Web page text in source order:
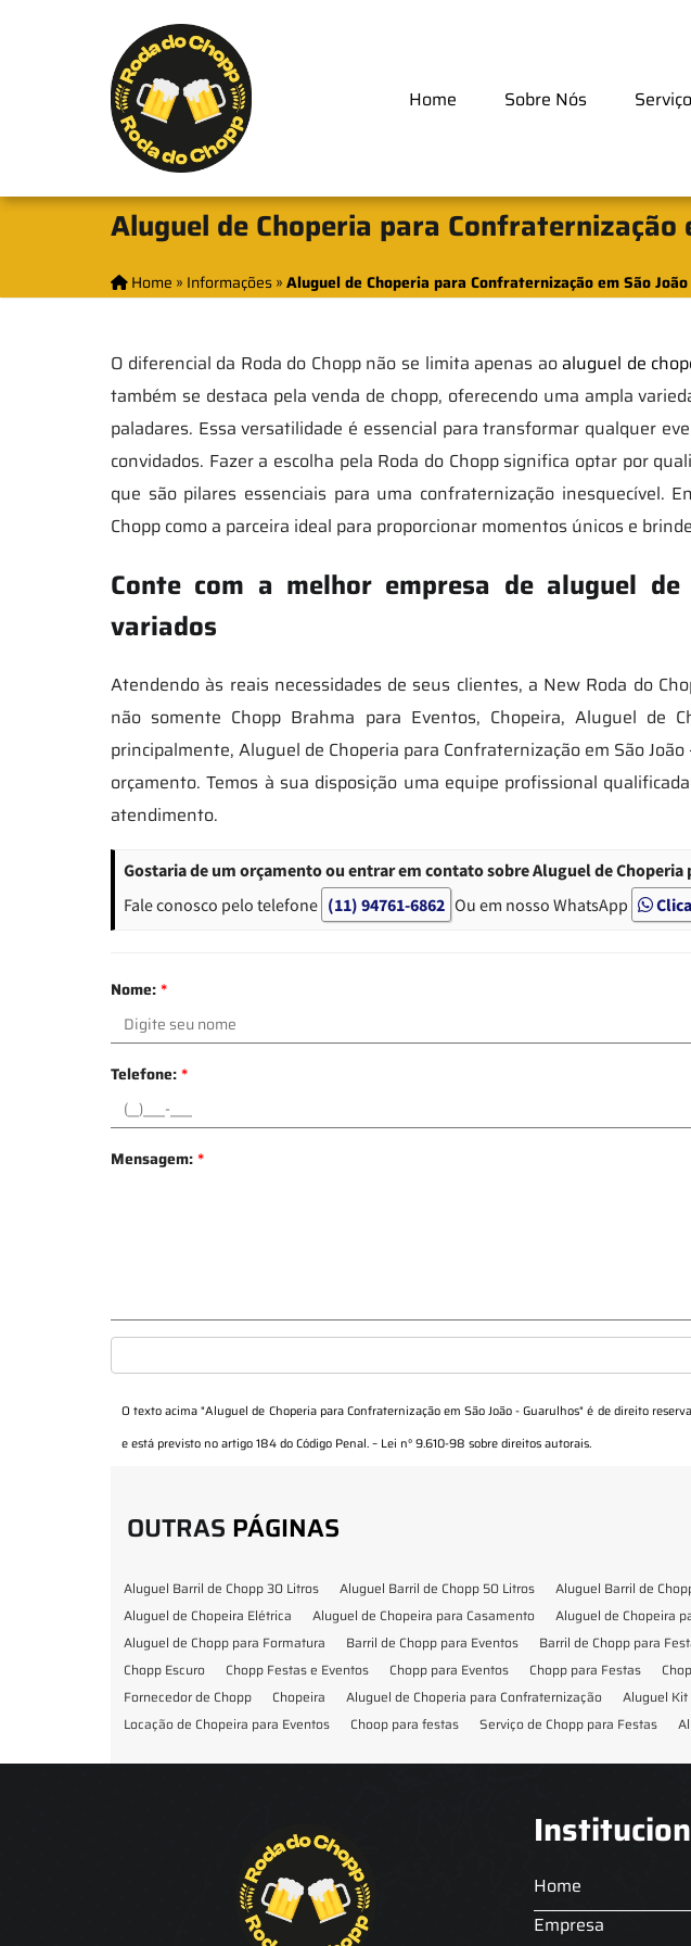
Home Sobre Nós
Aluguel de Choperia para Confraternização
Home » Informações»Aluguel de Choperia para Confraternização em São
O diferencial da Roda do Chopp não se limita apenas ao aluguel de
também se destaca pela venda de chopp, oferecendo uma ampla
paladares. Essa versatilidade é essencial para transformar qualquer
convidados. Fazer a escolha pela Roda do Chopp significa optar por
que são pilares essenciais para uma confraternização inesquecível.
Chopp como a parceira ideal para proporcionar momentos únicos e
Conte com a melhor empresa de aluguel
variados
Atendendo às reais necessidades de seus clientes, a New Roda do
não somente Chopp Brahma para Eventos, Chopeira, Aluguel de
principalmente, Aluguel de Choperia para Confraternização em São
orçamento. Temos à sua disposição uma equipe profissional
atendimento.
Gostaria de um orçamento ou entrar em contato sobre Aluguel de Choperia
Fale conosco pelo telefone (11) 94761-6862 Ou em nosso WhatsApp
Nome:*
Telefone:*
Mensagem:*
O texto acima "Aluguel de Choperia para Confraternização em São João - Guarulhos" é de direito
e está previsto no artigo 184 do Código Penal. – Lei n° 9.610-98 sobre direitos autorais.
OUTRAS PÁGINAS
Aluguel Barril de Chopp 30 Litros Aluguel Barril de Chopp 50 Litros Aluguel Barril de
Aluguel de Chopeira Elétrica
Aluguel de Chopeira para Casamento Aluguel de Chopeira
Aluguel de Chopp para Formatura
Barril de Chopp para Eventos Barril de Chopp para
Chopp Escuro
Chopp Festas e Eventos Chopp para Eventos Chopp para Festas
Fornecedor de Chopp
Chopeira Aluguel de Choperia para Confraternização Aluguel Kit
Locação de Chopeira para Eventos
Choop para festas Serviço de Chopp para Festas
Home
Empresa